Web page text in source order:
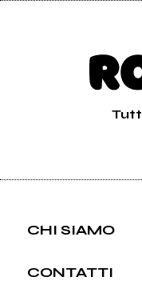
CHI SIAMO
CONTATTI